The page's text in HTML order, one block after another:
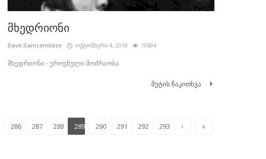
მხედრიონი
Davit.Gamcemlidze ოქტომბერი 4, 2019 10694
მხედრიონი - ეროვნული მოძრაობა
მეტის წაკითხვა
286 287 288 289 290 291 292 293 › »